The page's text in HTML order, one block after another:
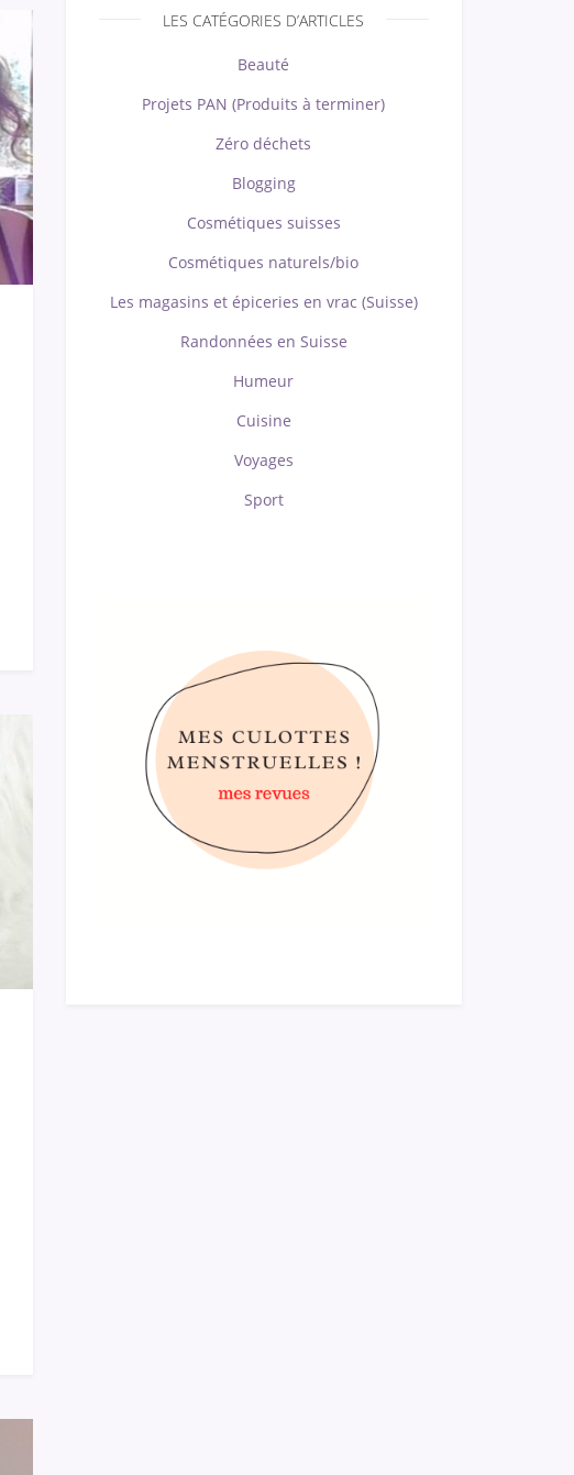
LES CATÉGORIES D’ARTICLES
Beauté
Projets PAN (Produits à terminer)
Zéro déchets
Blogging
Cosmétiques suisses
Cosmétiques naturels/bio
Les magasins et épiceries en vrac (Suisse)
Randonnées en Suisse
Humeur
Cuisine
Voyages
Sport